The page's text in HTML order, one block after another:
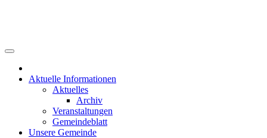
Aktuelle Informationen
Aktuelles
Archiv
Veranstaltungen
Gemeindeblatt
Unsere Gemeinde